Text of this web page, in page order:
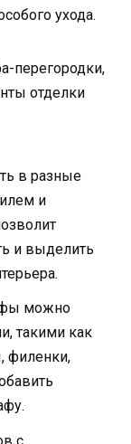
ухода.
перегородки,
отделки
в разные
и
и выделить
можно
такими как
филенки,
с